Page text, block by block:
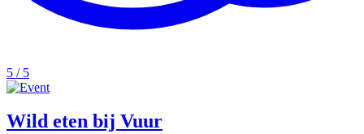
5 / 5
Wild eten bij Vuur